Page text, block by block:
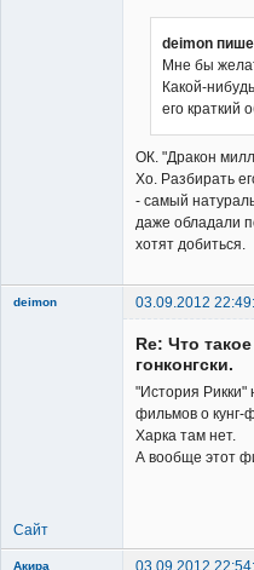
deimon
Мне бы
Какой-
его краткий
ОК. "Дракон
Хо. Разбирать
- самый
даже обладали
хотят добиться.
deimon
03.09.2012
Re: Что
гонконгски.
"История Рикки"
фильмов о кунг-
Харка там нет.
А вообще этот
Сайт
Акира 03.09.2012